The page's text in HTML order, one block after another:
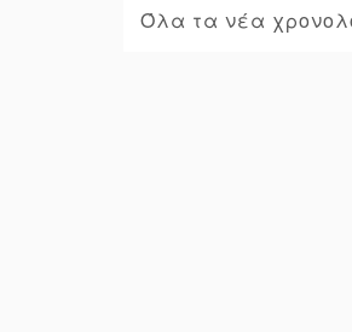
Όλα τα νέα